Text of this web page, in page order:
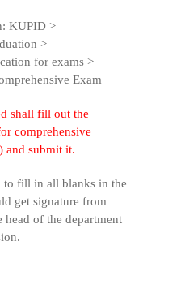
KUPID >
>
for exams >
Exam
shall fill out the
comprehensive
and submit it.
to fill in all blanks in the
get signature from
head of the department